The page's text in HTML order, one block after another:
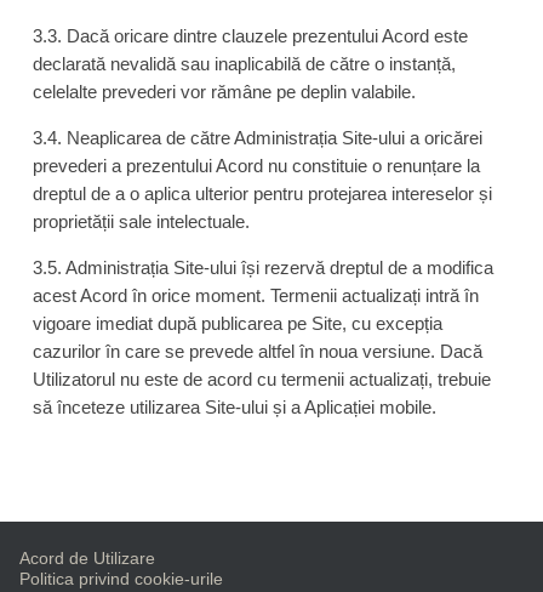
3.3. Dacă oricare dintre clauzele prezentului Acord este
declarată nevalidă sau inaplicabilă de către o instanță,
celelalte prevederi vor rămâne pe deplin valabile.
3.4. Neaplicarea de către Administrația Site-ului a oricărei
prevederi a prezentului Acord nu constituie o renunțare la
dreptul de a o aplica ulterior pentru protejarea intereselor și
proprietății sale intelectuale.
3.5. Administrația Site-ului își rezervă dreptul de a modifica
acest Acord în orice moment. Termenii actualizați intră în
vigoare imediat după publicarea pe Site, cu excepția
cazurilor în care se prevede altfel în noua versiune. Dacă
Utilizatorul nu este de acord cu termenii actualizați, trebuie
să înceteze utilizarea Site-ului și a Aplicației mobile.
Acord de Utilizare
Politica privind cookie-urile